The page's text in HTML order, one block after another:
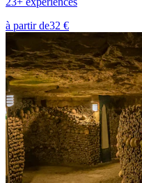
à partir de32 €